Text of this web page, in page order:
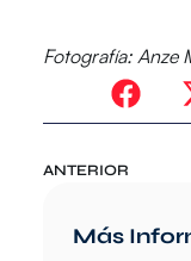
Fotografía: Anze
ANTERIOR
Más